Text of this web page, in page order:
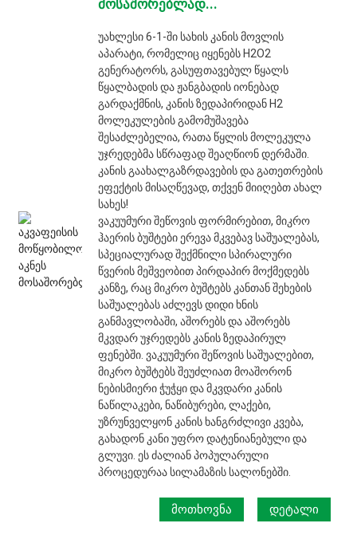
მოსაშორებლად...
უახლესი 6-1-ში სახის კანის მოვლის
აპარატი, რომელიც იყენებს H2O2
გენერატორს, გასუფთავებულ წყალს
წყალბადის და ჟანგბადის იონებად
გარდაქმნის, კანის ზედაპირიდან H2
მოლეკულების გამომუშავება
შესაძლებელია, რათა წყლის მოლეკულა
უჯრედებმა სწრაფად შეაღწიონ დერმაში.
კანის გაახალგაზრდავების და გათეთრების
ეფექტის მისაღწევად, თქვენ მიიღებთ ახალ
სახეს!
ვაკუუმური შეწოვის ფორმირებით, მიკრო
ჰაერის ბუშტები ერევა მკვებავ საშუალებას,
სპეციალურად შექმნილი სპირალური
წვერის მეშვეობით პირდაპირ მოქმედებს
კანზე, რაც მიკრო ბუშტებს კანთან შეხების
საშუალებას აძლევს დიდი ხნის
განმავლობაში, აშორებს და აშორებს
მკვდარ უჯრედებს კანის ზედაპირულ
ფენებში. ვაკუუმური შეწოვის საშუალებით,
მიკრო ბუშტებს შეუძლიათ მოაშორონ
ნებისმიერი ჭუჭყი და მკვდარი კანის
ნაწილაკები, ნაწიბურები, ლაქები,
უზრუნველყონ კანის ხანგრძლივი კვება,
გახადონ კანი უფრო დატენიანებული და
გლუვი. ეს ძალიან პოპულარული
პროცედურაა სილამაზის სალონებში.
ᲛᲝᲗᲮᲝᲕᲜᲐ ᲓᲔᲢᲐᲚᲘ